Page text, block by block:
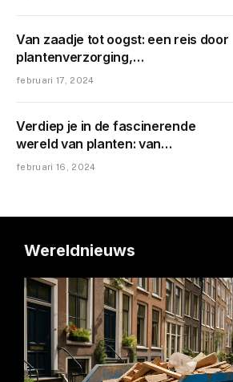
Van zaadje tot oogst: een reis door
plantenverzorging,
moestuinonderhoud, tuinontwerp en
februari 17, 2024
Verdiep je in de fascinerende
wereld van planten: van
fotosynthese tot medicinale
februari 16, 2024
Wereldnieuws